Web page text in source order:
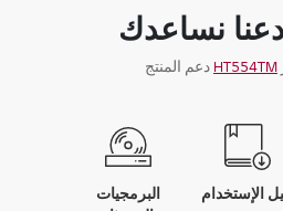
نساعدك
HT554TM دعم المنتج
الإستخدام
البرمجيات